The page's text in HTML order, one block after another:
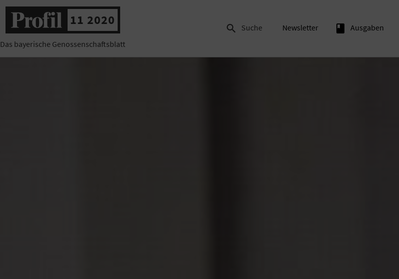
11 2020
Das bayerische Genossenschaftsblatt
 Suche Newsletter book Ausgaben